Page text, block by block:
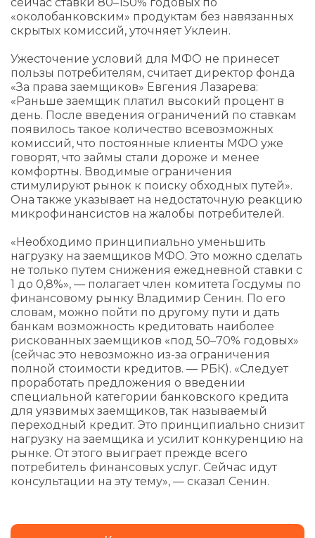
«околобанковским» продуктам без навязанных
скрытых комиссий, уточняет Уклеин.
Ужесточение условий для МФО не принесет
пользы потребителям, считает директор фонда
«За права заемщиков» Евгения Лазарева:
«Раньше заемщик платил высокий процент в
день. После введения ограничений по ставкам
появилось такое количество всевозможных
комиссий, что постоянные клиенты МФО уже
говорят, что займы стали дороже и менее
комфортны. Вводимые ограничения
стимулируют рынок к поиску обходных путей».
Она также указывает на недостаточную реакцию
микрофинансистов на жалобы потребителей.
«Необходимо принципиально уменьшить
нагрузку на заемщиков МФО. Это можно сделать
не только путем снижения ежедневной ставки с
1 до 0,8%», — полагает член комитета Госдумы по
финансовому рынку Владимир Сенин. По его
словам, можно пойти по другому пути и дать
банкам возможность кредитовать наиболее
рискованных заемщиков «под 50–70% годовых»
(сейчас это невозможно из-за ограничения
полной стоимости кредитов. — РБК). «Следует
проработать предложения о введении
специальной категории банковского кредита
для уязвимых заемщиков, так называемый
переходный кредит. Это принципиально снизит
нагрузку на заемщика и усилит конкуренцию на
рынке. От этого выиграет прежде всего
потребитель финансовых услуг. Сейчас идут
консультации на эту тему», — сказал Сенин.